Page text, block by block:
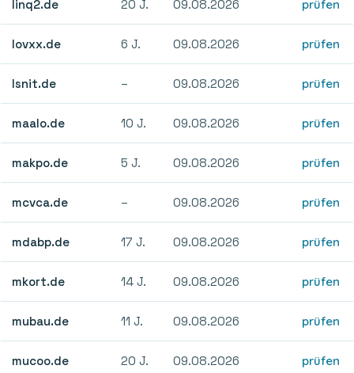
linq2.de 20 J. 09.08.2026 prüfen
lovxx.de 6 J. 09.08.2026 prüfen
lsnit.de – 09.08.2026 prüfen
maalo.de 10 J. 09.08.2026 prüfen
makpo.de 5 J. 09.08.2026 prüfen
mcvca.de – 09.08.2026 prüfen
mdabp.de 17 J. 09.08.2026 prüfen
mkort.de 14 J. 09.08.2026 prüfen
mubau.de 11 J. 09.08.2026 prüfen
mucoo.de 20 J. 09.08.2026 prüfen